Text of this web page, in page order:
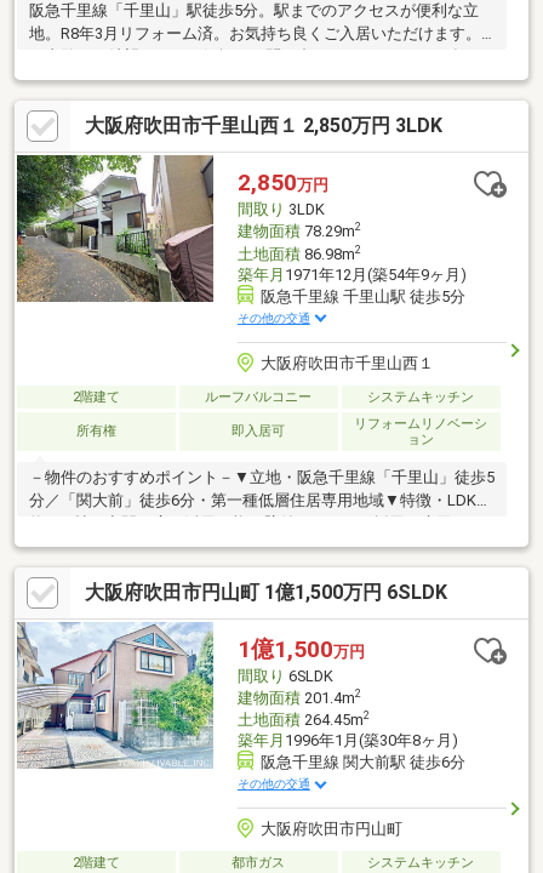
阪急千里線「千里山」駅徒歩5分。駅までのアクセスが便利な立
地。R8年3月リフォーム済。お気持ち良くご入居いただけます。
リフォーム済 瓦吹き替え、外壁塗装、浴室・ガスコンロ・洗面
台・トイレ・洗濯パン交換等※再建築不可・建ぺい率超過※H4年2
月一部取壊、H4年6月増築
大阪府吹田市千里山西１ 2,850万円 3LDK
2,850万円
間取り 3LDK
建物面積78.29m2
土地面積86.98m2
築年月 1971年12月(築54年9ヶ月)
阪急千里線 千里山駅 徒歩5分
その他の交通
大阪府吹田市千里山西１
2階建て ルーフバルコニー システムキッチン
所有権 即入居可
リフォームリノベーシ
ョン
－物件のおすすめポイント－▼立地・阪急千里線「千里山」徒歩5
分／「関大前」徒歩6分・第一種低層住居専用地域▼特徴・LDKは
集約、家事動線良好・足を伸ばしてくつろげる約8.0帖の和室・LD
と洋室2部屋に収納有・カーポート有(車種による)・即引渡し可能
(残金精算後)▼2026年3月内外装リフォーム済【水回り】浴室、ト
イレ【外装】外壁▼周辺環境・吹田市立千里第三小学校 徒歩8分
(約580m)■ ご希望の住まい探しをお手伝いします
━━━━━・・・物件の詳細・ご相談はお気軽にお問い合わせく
ださい。
大阪府吹田市円山町 1億1,500万円 6SLDK
1億1,500万円
間取り 6SLDK
建物面積201.4m2
土地面積264.45m2
築年月 1996年1月(築30年8ヶ月)
阪急千里線 関大前駅 徒歩6分
その他の交通
大阪府吹田市円山町
2階建て 都市ガス
システムキッチン